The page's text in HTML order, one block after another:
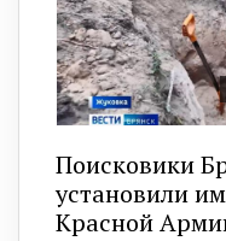
Поисковики
установили
Красной